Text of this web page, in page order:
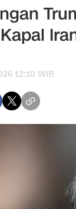
12:10 WIB